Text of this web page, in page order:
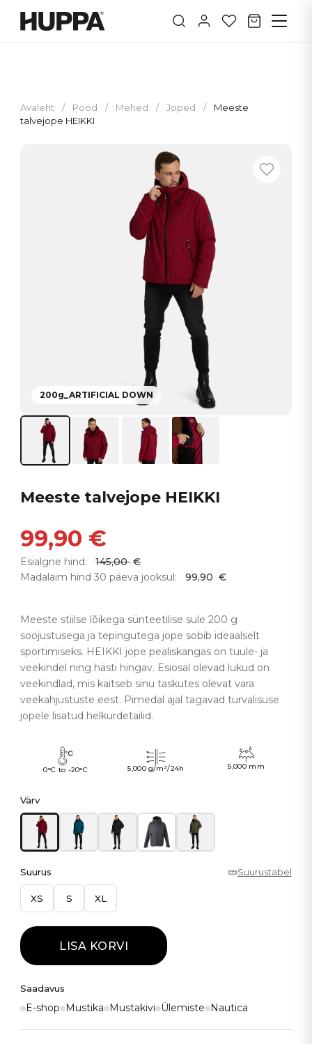
Avaleht / Pood / Mehed / Joped /
Meeste
talvejope HEIKKI
200g_ARTIFICIAL DOWN
Meeste talvejope HEIKKI
99,90 €
Esialgne hind: 145,00 €
Madalaim hind 30 päeva jooksul:
99,90 €
Meeste stiilse lõikega sünteetilise sule 200 g
soojustusega ja tepingutega jope sobib ideaalselt
sportimiseks. HEIKKI jope pealiskangas on tuule- ja
veekindel ning hästi hingav. Esiosal olevad lukud on
veekindlad, mis kaitseb sinu taskutes olevat vara
veekahjustuste eest. Pimedal ajal tagavad turvalisuse
jopele lisatud helkurdetailid.
0°C to -20°C 5,000 g/m²/24h 5,000 mm
Värv
Suurus Suurustabel
XS S XL
LISA KORVI
Saadavus
E-shop Mustika Mustakivi Ülemiste Nautica